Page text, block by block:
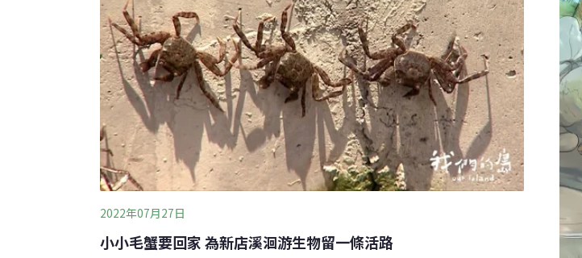
2022年07月27日
小小毛蟹要回家 為新店溪洄游生物留一條活路